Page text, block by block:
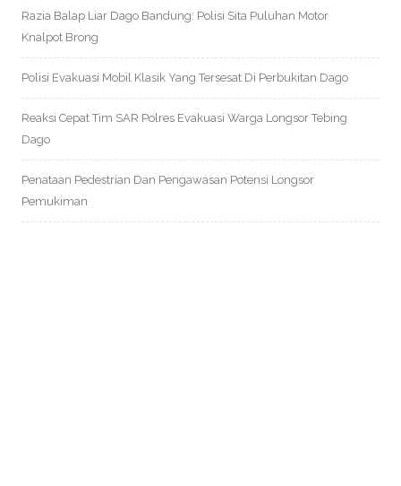
Razia Balap Liar Dago Bandung: Polisi Sita Puluhan Motor
Knalpot Brong
Polisi Evakuasi Mobil Klasik Yang Tersesat Di Perbukitan Dago
Reaksi Cepat Tim SAR Polres Evakuasi Warga Longsor Tebing
Dago
Penataan Pedestrian Dan Pengawasan Potensi Longsor
Pemukiman